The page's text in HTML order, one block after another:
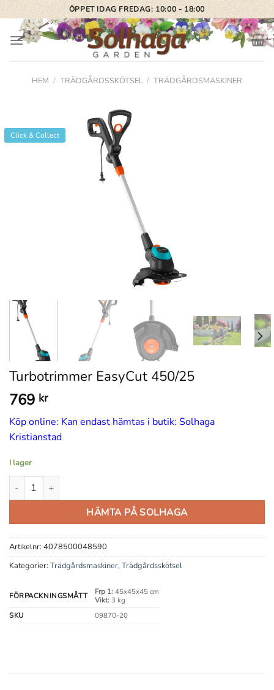
Skip
to
content
ÖPPET IDAG FREDAG: 10:00 - 18:00
HEM / TRÄDGÅRDSSKÖTSEL / TRÄDGÅRDSMASKINER
Click & Collect
Turbotrimmer EasyCut 450/25
769 kr
Köp online: Kan endast hämtas i butik: Solhaga
Kristianstad
I lager
Turbotrimmer EasyCut 450/25 mängd
HÄMTA PÅ SOLHAGA
Artikelnr: 4078500048590
Kategorier: Trädgårdsmaskiner,Trädgårdsskötsel
FÖRPACKNINGSMÅTT Frp 1:45x45x45 cm
Vikt:3 kg
SKU
09870-20